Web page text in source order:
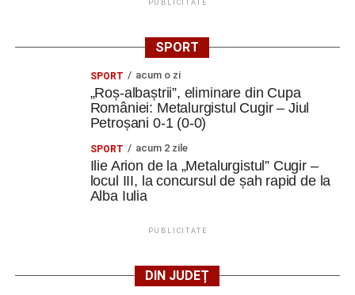
PUBLICITATE
SPORT
SPORT acum o zi
„Roș-albaștrii”, eliminare din Cupa
României: Metalurgistul Cugir – Jiul
Petroșani 0-1 (0-0)
SPORT acum 2 zile
Ilie Arion de la „Metalurgistul” Cugir –
locul III, la concursul de șah rapid de la
Alba Iulia
PUBLICITATE
DIN JUDEȚ